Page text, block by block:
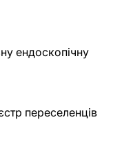
ендоскопічну
переселенців